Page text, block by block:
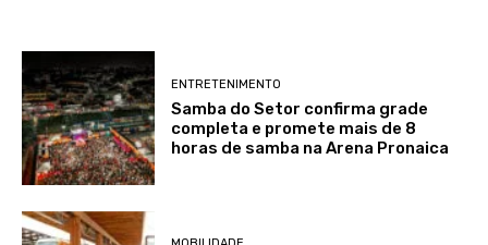
ENTRETENIMENTO
Samba do Setor confirma grade
completa e promete mais de 8
horas de samba na Arena Pronaica